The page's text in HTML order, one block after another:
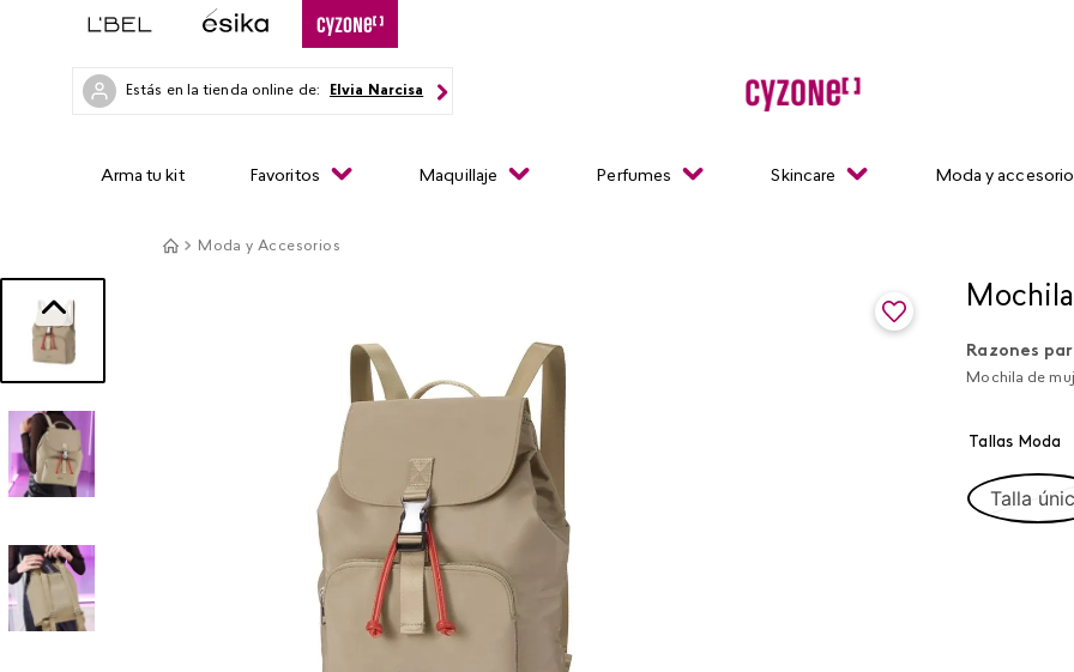
Estás en la tienda online de: Elvia Narcisa
Arma tu kit Favoritos Maquillaje Perfumes Skincare Moda y
Moda y Accesorios
Razones
Mochila de
Tallas Moda
Talla